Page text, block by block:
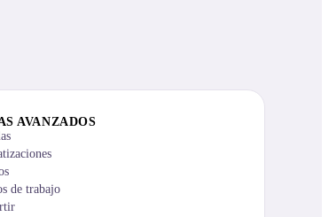
AVANZADOS
de trabajo